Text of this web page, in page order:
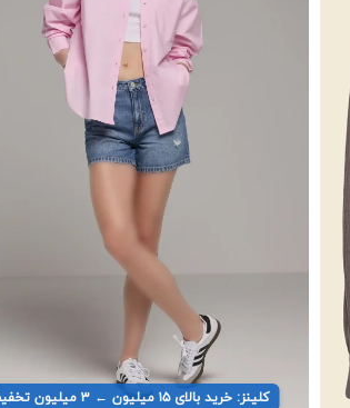
کلینز: خرید بالای ۱۵ میلیون ← ۳ میلیون تخفیف